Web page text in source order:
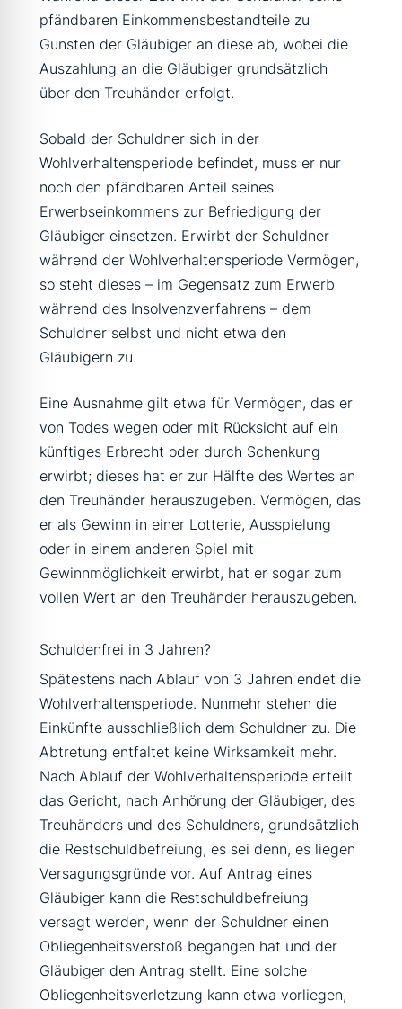
pfändbaren Einkommensbestandteile zu
Gunsten der Gläubiger an diese ab, wobei die
Auszahlung an die Gläubiger grundsätzlich
über den Treuhänder erfolgt.
Sobald der Schuldner sich in der
Wohlverhaltensperiode befindet, muss er nur
noch den pfändbaren Anteil seines
Erwerbseinkommens zur Befriedigung der
Gläubiger einsetzen. Erwirbt der Schuldner
während der Wohlverhaltensperiode Vermögen,
so steht dieses – im Gegensatz zum Erwerb
während des Insolvenzverfahrens – dem
Schuldner selbst und nicht etwa den
Gläubigern zu.
Eine Ausnahme gilt etwa für Vermögen, das er
von Todes wegen oder mit Rücksicht auf ein
künftiges Erbrecht oder durch Schenkung
erwirbt; dieses hat er zur Hälfte des Wertes an
den Treuhänder herauszugeben. Vermögen, das
er als Gewinn in einer Lotterie, Ausspielung
oder in einem anderen Spiel mit
Gewinnmöglichkeit erwirbt, hat er sogar zum
vollen Wert an den Treuhänder herauszugeben.
Schuldenfrei in 3 Jahren?
Spätestens nach Ablauf von 3 Jahren endet die
Wohlverhaltensperiode. Nunmehr stehen die
Einkünfte ausschließlich dem Schuldner zu. Die
Abtretung entfaltet keine Wirksamkeit mehr.
Nach Ablauf der Wohlverhaltensperiode erteilt
das Gericht, nach Anhörung der Gläubiger, des
Treuhänders und des Schuldners, grundsätzlich
die Restschuldbefreiung, es sei denn, es liegen
Versagungsgründe vor. Auf Antrag eines
Gläubiger kann die Restschuldbefreiung
versagt werden, wenn der Schuldner einen
Obliegenheitsverstoß begangen hat und der
Gläubiger den Antrag stellt. Eine solche
Obliegenheitsverletzung kann etwa vorliegen,